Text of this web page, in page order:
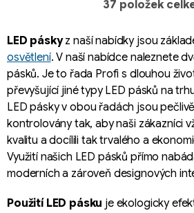
d
a
c
í
p
r
v
k
y
v
p
á
o
v
á
n
í
37 položek
LED páskyz naší nabídky jsou
osvětlení. V naší nabídce naleznete
pásků. Je to řada Profi s dlouhou
převyšující jiné typy LED pásků na
LED pásky v obou řadách jsou
kontrolovány tak, aby naši zákazníci
kvalitu a docílili tak trvalého a
Využití našich LED pásků přímo
moderních a zároveň designových
Použití LED pásku je ekologicky